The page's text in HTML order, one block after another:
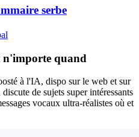
serbe
n'importe quand
à l'IA, dispo sur le web et sur
de sujets super intéressants
vocaux ultra-réalistes où et